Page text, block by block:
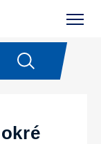
VAR 3-